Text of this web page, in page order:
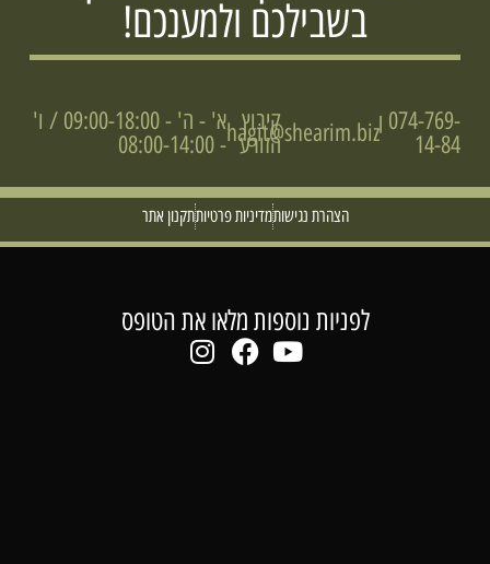
בשבילכם ולמענכם!
074-769-
14-84
|
hagit@shearim.biz
קיבוץ
הזורע
א' - ה' - 09:00-18:00 / ו'
- 08:00-14:00
הצהרת נגישותמדיניות פרטיותתקנון אתר
לפניות נוספות מלאו את הטופס